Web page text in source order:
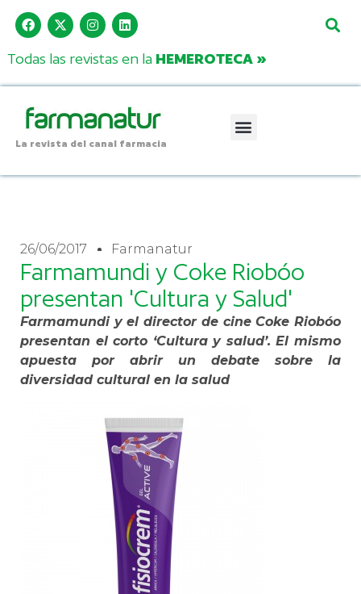
Todas las revistas en la HEMEROTECA »
La revista del canal farmacia
26/06/2017 Farmanatur
Farmamundi y Coke Riobóo
presentan 'Cultura y Salud'
Farmamundi y el director de cine Coke Riobóo
presentan el corto ‘Cultura y salud’. El mismo
apuesta por abrir un debate sobre la
diversidad cultural en la salud